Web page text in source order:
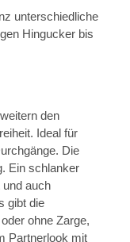
unterschiedliche
Hingucker bis
den
Ideal für
Die
Ein schlanker
und auch
gibt die
ohne Zarge,
Partnerlook mit